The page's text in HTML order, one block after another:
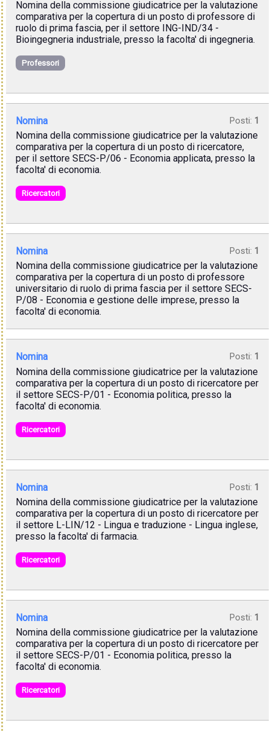
Nomina della commissione giudicatrice per la valutazione
comparativa per la copertura di un posto di professore di
ruolo di prima fascia, per il settore ING-IND/34 -
Bioingegneria industriale, presso la facolta' di ingegneria.
Professori
Nomina Posti: 1
Nomina della commissione giudicatrice per la valutazione
comparativa per la copertura di un posto di ricercatore,
per il settore SECS-P/06 - Economia applicata, presso la
facolta' di economia.
Ricercatori
Nomina Posti: 1
Nomina della commissione giudicatrice per la valutazione
comparativa per la copertura di un posto di professore
universitario di ruolo di prima fascia per il settore SECS-
P/08 - Economia e gestione delle imprese, presso la
facolta' di economia.
Nomina Posti: 1
Nomina della commissione giudicatrice per la valutazione
comparativa per la copertura di un posto di ricercatore per
il settore SECS-P/01 - Economia politica, presso la
facolta' di economia.
Ricercatori
Nomina Posti: 1
Nomina della commissione giudicatrice per la valutazione
comparativa per la copertura di un posto di ricercatore per
il settore L-LIN/12 - Lingua e traduzione - Lingua inglese,
presso la facolta' di farmacia.
Ricercatori
Nomina Posti: 1
Nomina della commissione giudicatrice per la valutazione
comparativa per la copertura di un posto di ricercatore per
il settore SECS-P/01 - Economia politica, presso la
facolta' di economia.
Ricercatori